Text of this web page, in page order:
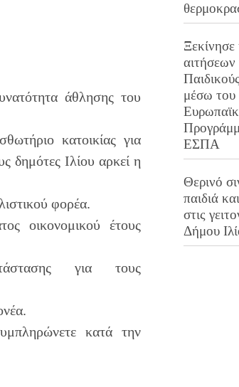
άθλησης του
κατοικίας για
δημότες Ιλίου αρκεί η
φορέα.
οικονομικού έτους
για τους
κατά την
αιτήσεων
μέσω του
ΕΣΠΑ
Θερινό
παιδιά
στις
Δήμου